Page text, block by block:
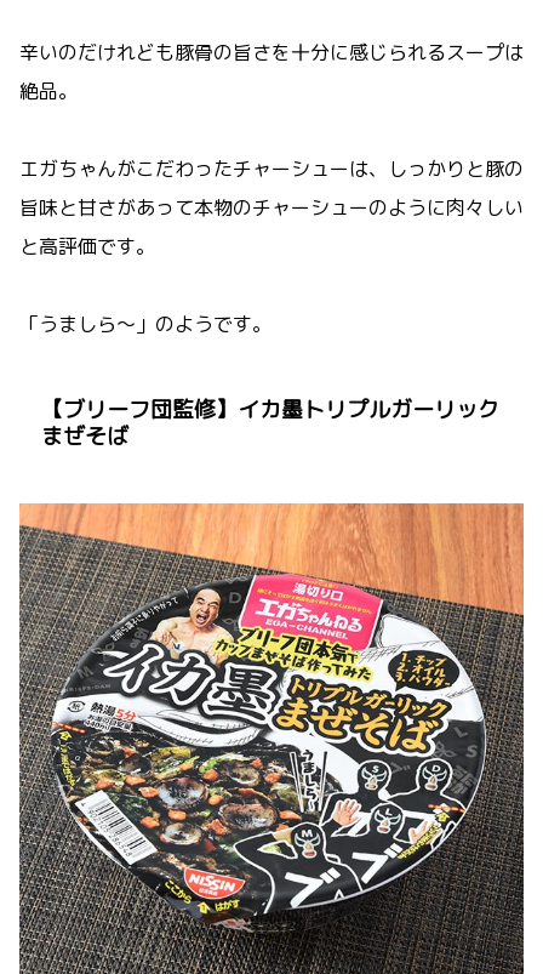
辛いのだけれども豚骨の旨さを十分に感じられるスープは
絶品。
エガちゃんがこだわったチャーシューは、しっかりと豚の
旨味と甘さがあって本物のチャーシューのように肉々しい
と高評価です。
「うましら～」のようです。
【ブリーフ団監修】イカ墨トリプルガーリック
まぜそば